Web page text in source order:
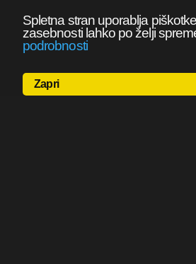
Spletna stran uporablja
zasebnosti lahko po želji
podrobnosti
Zapri